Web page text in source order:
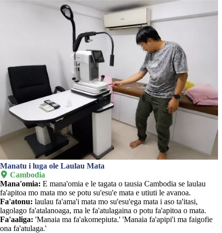
Manatu i luga ole Laulau Mata
 Cambodia
Mana'omia: E mana'omia e le tagata o tausia Cambodia se laulau
fa'apitoa mo mata mo se potu su'esu'e mata e utiuti le avanoa.
Fa'atonu: laulau fa'ama'i mata mo su'esu'ega mata i aso ta'itasi,
lagolago fa'atalanoaga, ma le fa'atulagaina o potu fa'apitoa o mata.
Fa'aaliga: 'Manaia ma fa'akomepiuta.' 'Manaia fa'apipi'i ma faigofie
ona fa'atulaga.'